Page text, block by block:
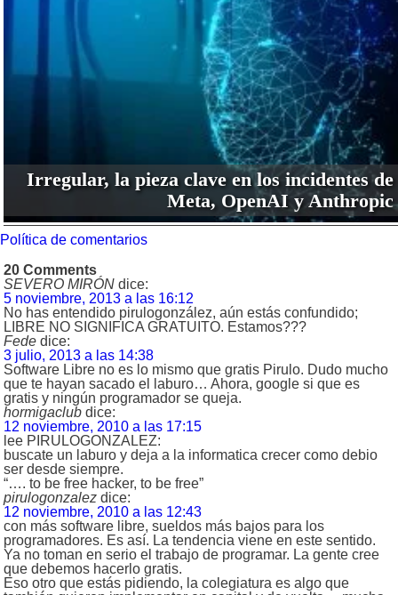
Irregular, la pieza clave en los incidentes de
Meta, OpenAI y Anthropic
Política de comentarios
20 Comments
SEVERO MIRÓN dice:
5 noviembre, 2013 a las 16:12
No has entendido pirulogonzález, aún estás confundido;
LIBRE NO SIGNIFICA GRATUITO. Estamos???
Fede dice:
3 julio, 2013 a las 14:38
Software Libre no es lo mismo que gratis Pirulo. Dudo mucho
que te hayan sacado el laburo… Ahora, google si que es
gratis y ningún programador se queja.
hormigaclub dice:
12 noviembre, 2010 a las 17:15
lee PIRULOGONZALEZ:
buscate un laburo y deja a la informatica crecer como debio
ser desde siempre.
“…. to be free hacker, to be free”
pirulogonzalez dice:
12 noviembre, 2010 a las 12:43
con más software libre, sueldos más bajos para los
programadores. Es así. La tendencia viene en este sentido.
Ya no toman en serio el trabajo de programar. La gente cree
que debemos hacerlo gratis.
Eso otro que estás pidiendo, la colegiatura es algo que